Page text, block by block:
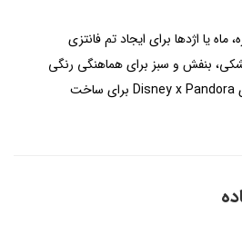
یا اژدها برای ایجاد تم فانتزی
بنفش و سبز برای هماهنگی رنگی
ترکیب با سایر شخصیت‌های Disney x Pandora برای ساخت